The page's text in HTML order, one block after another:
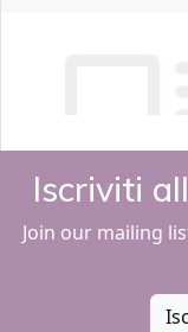
Iscriviti
Join our mailing